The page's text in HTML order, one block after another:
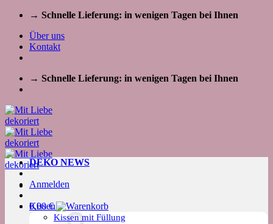
Zum
springen
→ Schnelle Lieferung: in wenigen Tagen bei Ihnen
Über uns
Kontakt
→ Schnelle Lieferung: in wenigen Tagen bei Ihnen
Kissen
Kissen mit Füllung
DEKO NEWS
Anmelden
0,00€